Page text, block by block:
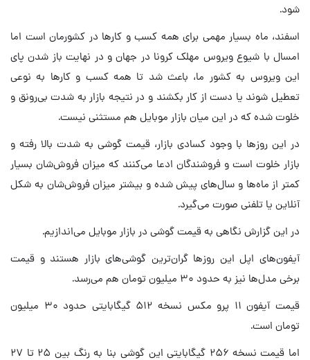
شود.
اسفند، ماه بسیار مهمی برای همه کسب و کارها در کشورمان است اما
امسال با شیوع ویروس مهلک کرونا در جهان و در نهایت باز شدن پای
این ویروس به کشور ما، باعث شد تا همه کسب و کارها به نوعی
تعطیل شوند یا دست از کار بکشند و در نتیجه بازار به شدت بی‌رونق و
خلوت شده که در این میان بازار موبایل هم مستثنی نیست.
در این روزها با وجود کسادی بازار، قیمت گوشی به شدت بالا رفته و
بازار خلوت است و فروشندگان ادعا می‌کنند که میزان فروش‌شان بسیار
کمتر از ماه‌ها و سال‌های پیش شده و بیشتر میزان فروش‌شان به شکل
آنلاین یا تلفنی صورت می‌گیرد.
در این گزارش نگاهی به قیمت گوشی در بازار موبایل می‌اندازیم.
آیفون‌های اپل این روزها گران‌ترین گوشی‌های بازار هستند و قیمت
برخی مدل‌ها نیز به حدود ۳۰ میلیون تومان هم می‌رسد.
قیمت آیفون ۱۱ پرو مکس نسخه ۵۱۲ گیگابایتی حدود ۳۰ میلیون
تومان است.
اما قیمت نسخه ۲۵۶ گیگابایتی این گوشی بنا به رنگ بین ۲۵ تا ۲۷